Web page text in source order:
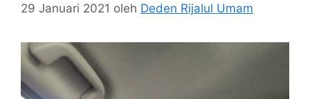
29 Januari 2021 oleh Deden Rijalul Umam